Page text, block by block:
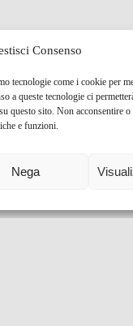
Consenso
tecnologie come i cookie per
a queste tecnologie ci
questo sito. Non acconsentire
e funzioni.
Nega